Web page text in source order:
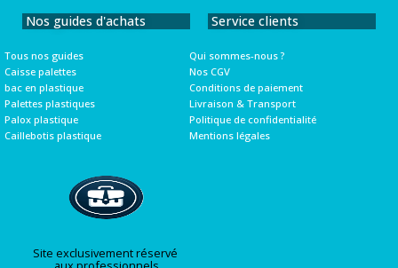
Nos guides d'achats
Tous nos guides
Caisse palettes
bac en plastique
Palettes plastiques
Palox plastique
Caillebotis plastique
Service clients
Qui sommes-nous ?
Nos CGV
Conditions de paiement
Livraison & Transport
Politique de confidentialité
Mentions légales
Site exclusivement réservé